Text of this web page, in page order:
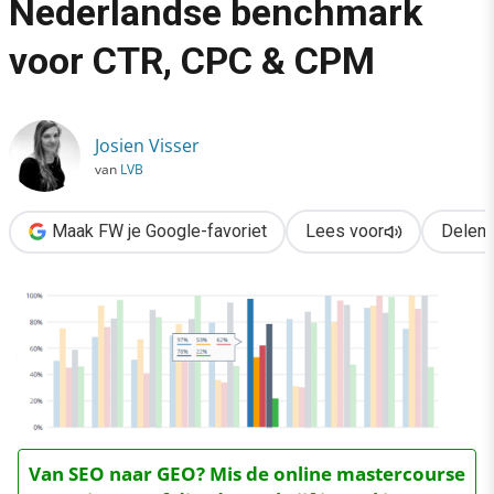
›
Facebookcampagnes: Nederlandse benchmark voor CTR, CPC
Nederlandse benchmark
voor CTR, CPC & CPM
Josien Visser
van LVB
Maak FW je Google-favoriet Lees voor Delen
Van SEO naar GEO? Mis de online mastercourse